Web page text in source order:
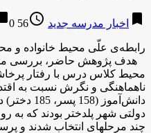
bookmark اخبار مدرسه جدید access_time
56 years ago
0
رابطه‌ی علّی محیط خانواده و
هدف پژوهش حاضر، بررسی
محیط کلاس درس با رفتار
دانش‌آموز
دولتی شهر پل­دختر بودند که
چند مرحله­ای انتخاب شدند و